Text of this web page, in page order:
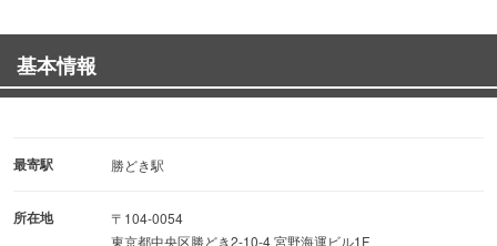
皆様の御来店をスタッフ一同心よりお待ちしております。
基本情報
最寄駅 勝どき駅
所在地
〒104-0054
東京都中央区勝どき2-10-4 宮野海運ビル1F